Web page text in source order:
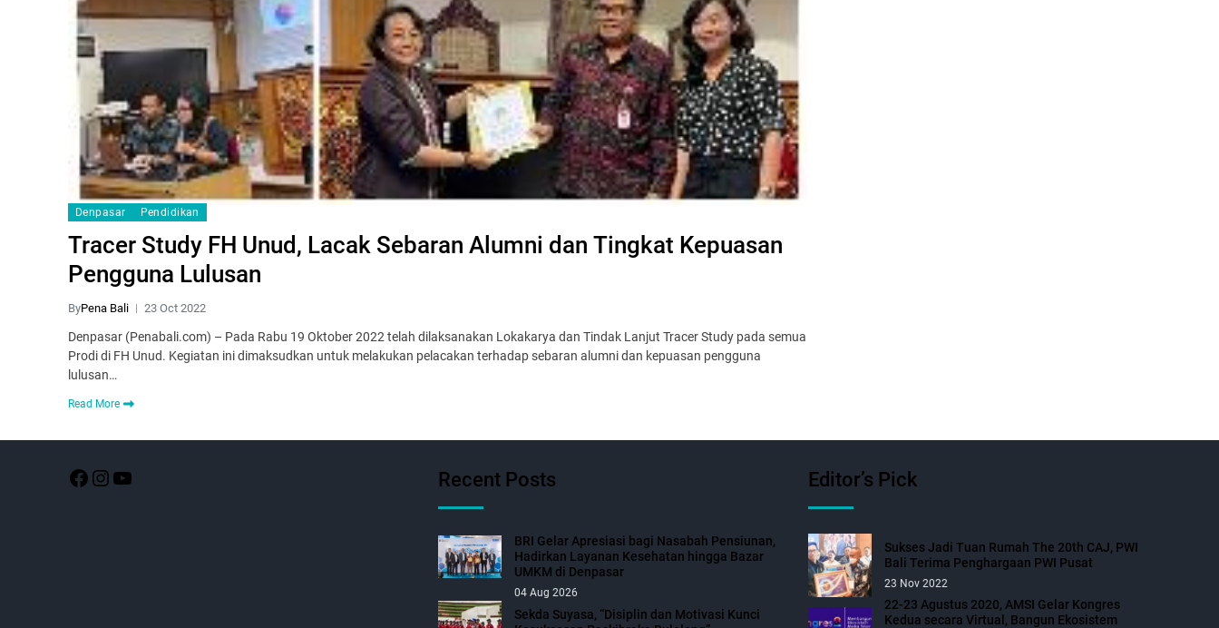
Denpasar Pendidikan
Tracer Study FH Unud, Lacak Sebaran Alumni dan Tingkat Kepuasan
Pengguna Lulusan
ByPena Bali 23 Oct 2022
Denpasar (Penabali.com) – Pada Rabu 19 Oktober 2022 telah dilaksanakan Lokakarya dan Tindak Lanjut Tracer Study pada semua
Prodi di FH Unud. Kegiatan ini dimaksudkan untuk melakukan pelacakan terhadap sebaran alumni dan kepuasan pengguna
lulusan…
Read More
Recent Posts
BRI Gelar Apresiasi bagi Nasabah Pensiunan,
Hadirkan Layanan Kesehatan hingga Bazar
UMKM di Denpasar
04 Aug 2026
Sekda Suyasa, “Disiplin dan Motivasi Kunci
Editor’s Pick
Sukses Jadi Tuan Rumah The 20th CAJ, PWI
Bali Terima Penghargaan PWI Pusat
23 Nov 2022
22-23 Agustus 2020, AMSI Gelar Kongres
Kedua secara Virtual, Bangun Ekosistem